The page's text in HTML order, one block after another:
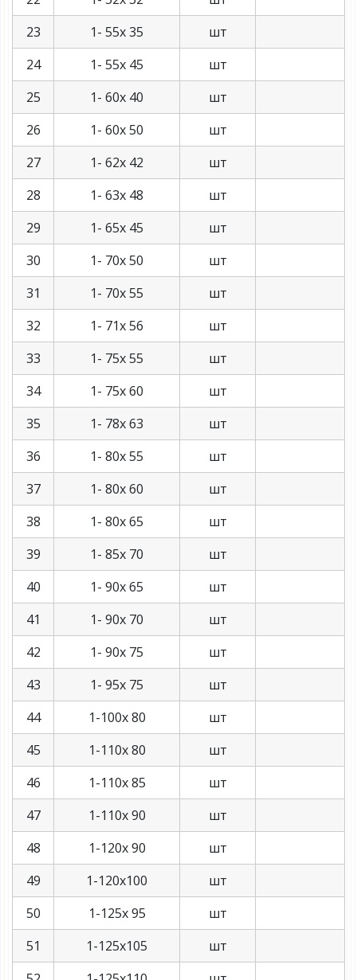
23
1- 55х 35
шт
24
1- 55х 45
шт
25
1- 60х 40
шт
26
1- 60х 50
шт
27
1- 62х 42
шт
28
1- 63х 48
шт
29
1- 65х 45
шт
30
1- 70х 50
шт
31
1- 70х 55
шт
32
1- 71х 56
шт
33
1- 75х 55
шт
34
1- 75х 60
шт
35
1- 78х 63
шт
36
1- 80х 55
шт
37
1- 80х 60
шт
38
1- 80х 65
шт
39
1- 85х 70
шт
40
1- 90х 65
шт
41
1- 90х 70
шт
42
1- 90х 75
шт
43
1- 95х 75
шт
44
1-100х 80
шт
45
1-110х 80
шт
46
1-110х 85
шт
47
1-110х 90
шт
48
1-120х 90
шт
49
1-120х100
шт
50
1-125х 95
шт
51
1-125х105
шт